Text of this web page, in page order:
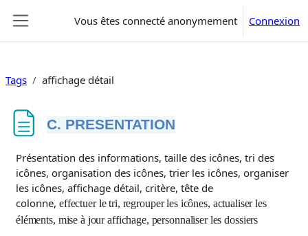
Vous êtes connecté anonymement Connexion
Tags affichage détail
C. PRESENTATION
Conditions d’achèvement
Présentation des informations, taille des icônes, tri des
icônes, organisation des icônes, trier les icônes, organiser
les icônes, affichage détail, critère, tête de
colonne, effectuer le tri, regrouper les icônes, actualiser les
éléments, mise à jour affichage, personnaliser les dossiers